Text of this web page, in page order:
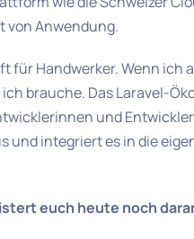
von Anwendung.
für Handwerker. Wenn ich
brauche. Das Laravel-
und
und integriert es in die
euch heute noch